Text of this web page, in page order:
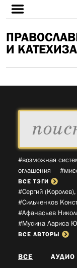
И
#возможная
оглашения
ВСЕ ТЭГИ
#Сергий
#Сильченков
#Афанасьев
#Мусина Лариса
ВСЕ АВТОРЫ
ВСЕ АУДИО